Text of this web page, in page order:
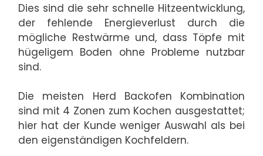
Dies sind die sehr schnelle Hitzeentwicklung,
der fehlende Energieverlust durch die
mögliche Restwärme und, dass Töpfe mit
hügeligem Boden ohne Probleme nutzbar
sind.
Die meisten Herd Backofen Kombination
sind mit 4 Zonen zum Kochen ausgestattet;
hier hat der Kunde weniger Auswahl als bei
den eigenständigen Kochfeldern.